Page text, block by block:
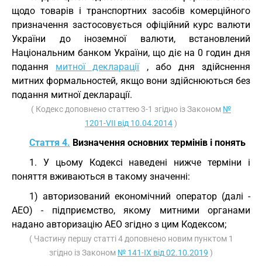
щодо товарів і транспортних засобів комерційного
призначення застосовується офіційний курс валюти
України до іноземної валюти, встановлений
Національним банком України, що діє на 0 годин дня
подання митної декларації, або дня здійснення
митних формальностей, якщо вони здійснюються без
подання митної декларації.
( Кодекс доповнено статтею 3-1 згідно із Законом №
1201-VII від 10.04.2014)
Стаття 4. Визначення основних термінів і понять
1. У цьому Кодексі наведені нижче терміни і
поняття вживаються в такому значенні:
1) авторизований економічний оператор (далі -
АЕО) - підприємство, якому митними органами
надано авторизацію АЕО згідно з цим Кодексом;
( Частину першу статті 4 доповнено новим пунктом 1
згідно із Законом № 141-IX від 02.10.2019 )